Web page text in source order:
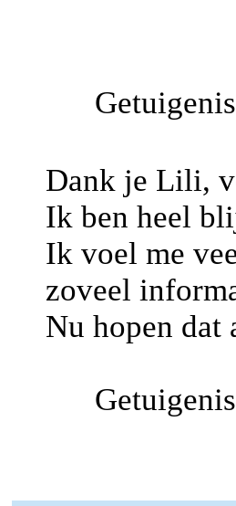
Dank je Lili,
Ik ben heel
Ik voel me
zoveel
Nu hopen